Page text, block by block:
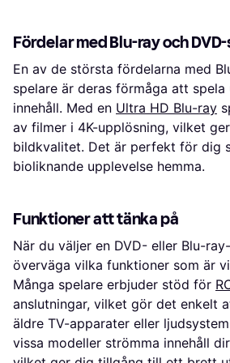
Fördelar med Blu-ray och
En av de största fördelarna med
spelare är deras förmåga att
innehåll. Med en Ultra HD Blu-ray
av filmer i 4K-upplösning, vilket
bildkvalitet. Det är perfekt för dig
bioliknande upplevelse hemma.
Funktioner att tänka på
När du väljer en DVD- eller Blu-
överväga vilka funktioner som är
Många spelare erbjuder stöd för
anslutningar, vilket gör det enkelt
äldre TV-apparater eller
vissa modeller strömma innehåll